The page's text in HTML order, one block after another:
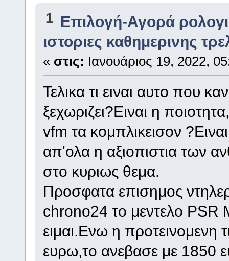
1 Επιλογή-Αγορά
ιστοριες καθημερινης
« στις: Ιανουάριος 19, 2022,
Τελικα τι ειναι αυτο που
ξεχωριζει?Ειναι η
vfm τα κομπλικεισον
απ'ολα η αξιοπιστια των
στο κυριως θεμα.
Προσφατα επισημος
chrono24 το μεντελο PSR
ειμαι.Ενω η προτεινομενη
ευρω,το ανεβασε με 1850